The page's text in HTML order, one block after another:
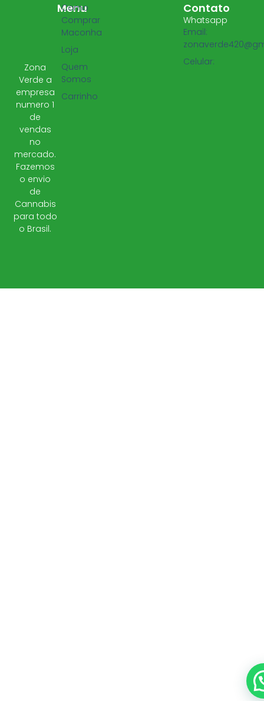
Zona
Verde a
empresa
numero 1
de
vendas
no
mercado.
Fazemos
o envio
de
Cannabis
para todo
o Brasil.
Menu
Como
Comprar
Maconha
Loja
Quem
Somos
Carrinho
Contato
Whatsapp
Email:
Celular: